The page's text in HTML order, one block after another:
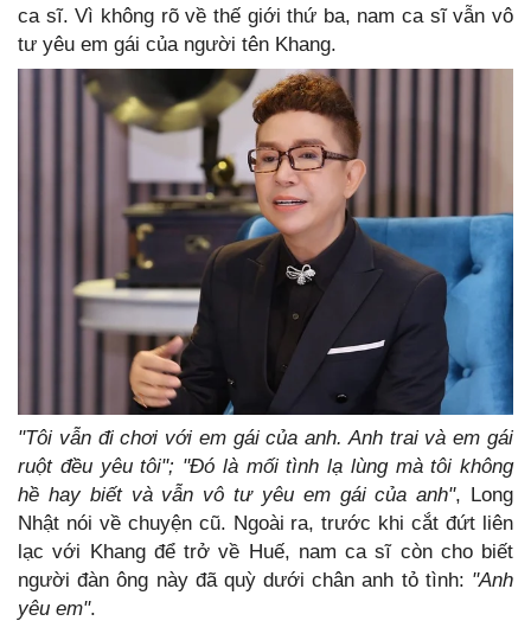
ca sĩ. Vì không rõ về thế giới thứ ba, nam ca sĩ vẫn vô
tư yêu em gái của người tên Khang.
"Tôi vẫn đi chơi với em gái của anh. Anh trai và em gái
ruột đều yêu tôi"; "Đó là mối tình lạ lùng mà tôi không
hề hay biết và vẫn vô tư yêu em gái của anh", Long
Nhật nói về chuyện cũ. Ngoài ra, trước khi cắt đứt liên
lạc với Khang để trở về Huế, nam ca sĩ còn cho biết
người đàn ông này đã quỳ dưới chân anh tỏ tình: "Anh
yêu em".